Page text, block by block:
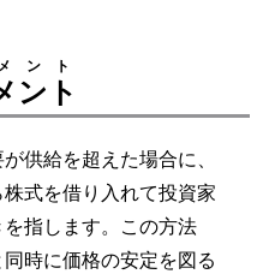
ント
ント
供給を超えた場合に、
式を借り入れて投資家
指します。この方法
時に価格の安定を図る